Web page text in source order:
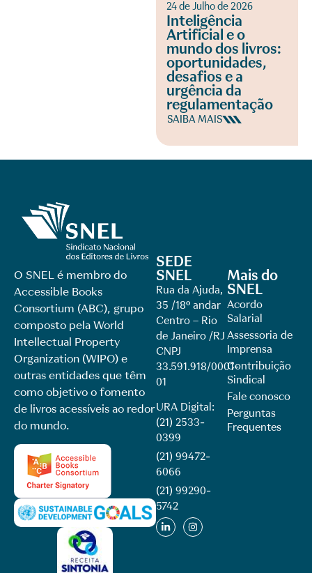
24 de Julho de 2026
Inteligência
Artificial e o
mundo dos livros:
oportunidades,
desafios e a
urgência da
regulamentação
SAIBA MAIS
O SNEL é membro do
Accessible Books
Consortium (ABC), grupo
composto pela World
Intellectual Property
Organization (WIPO) e
outras entidades que têm
como objetivo o fomento
de livros acessíveis ao redor
do mundo.
SEDE
SNEL
Rua da Ajuda,
35 /18º andar
Centro – Rio
de Janeiro /RJ
CNPJ
33.591.918/0001-
01
URA Digital:
(21) 2533-
0399
(21) 99472-
6066
(21) 99290-
5742​
Mais do
SNEL
Acordo
Salarial
Assessoria de
Imprensa
Contribuição
Sindical
Fale conosco
Perguntas
Frequentes